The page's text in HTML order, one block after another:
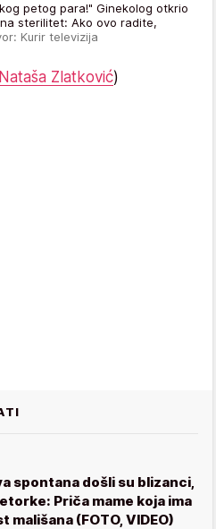
petog para!" Ginekolog otkrio
sterilitet: Ako ovo radite,
Kurir televizija
Nataša Zlatković)
spontana došli su blizanci,
Priča mame koja ima
mališana (FOTO, VIDEO)